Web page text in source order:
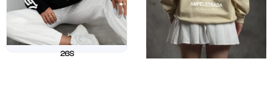
26S